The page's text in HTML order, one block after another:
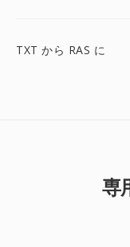
TXT から RAS に
専